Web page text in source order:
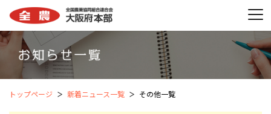
トップページ 新着ニュース一覧 その他一覧